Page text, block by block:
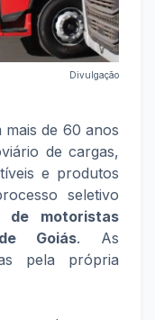
Divulgação
de 60 anos
de cargas,
e produtos
seletivo
de motoristas
Goiás. As
pela própria